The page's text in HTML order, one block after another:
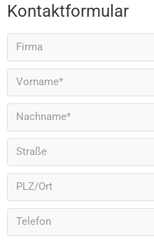
Kontaktformular